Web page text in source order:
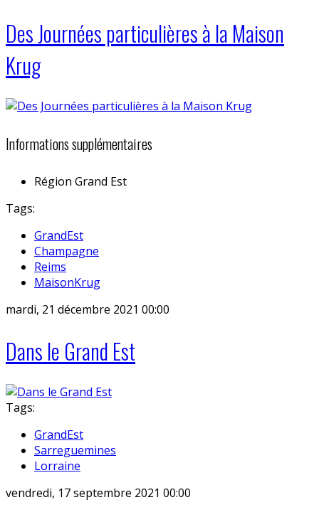
Des Journées particulières à la Maison
Krug
Informations supplémentaires
Région Grand Est
Tags:
GrandEst
Champagne
Reims
MaisonKrug
mardi, 21 décembre 2021 00:00
Dans le Grand Est
Tags:
GrandEst
Sarreguemines
Lorraine
vendredi, 17 septembre 2021 00:00